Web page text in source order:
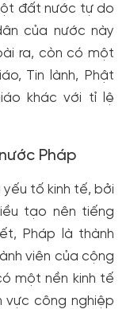
đất nước tự do
của nước này
ra, còn có một
Tin lành, Phật
khác với tỉ lệ
Pháp
tố kinh tế, bởi
tạo nên tiếng
Pháp là thành
viên của cộng
một nền kinh tế
vực công nghiệp